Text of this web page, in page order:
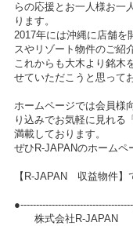
らの応援とお一人様お一
ります。
2017年には沖縄に店舗を
スやリゾート物件のご紹
これからも大木より銘木
せていただこうと思って
ホームページでは会員様
り込みでお気軽に見れる
満載しております。
ぜひR-JAPANのホームペ
【R-JAPAN 収益物件】
株式会社R-JAPAN